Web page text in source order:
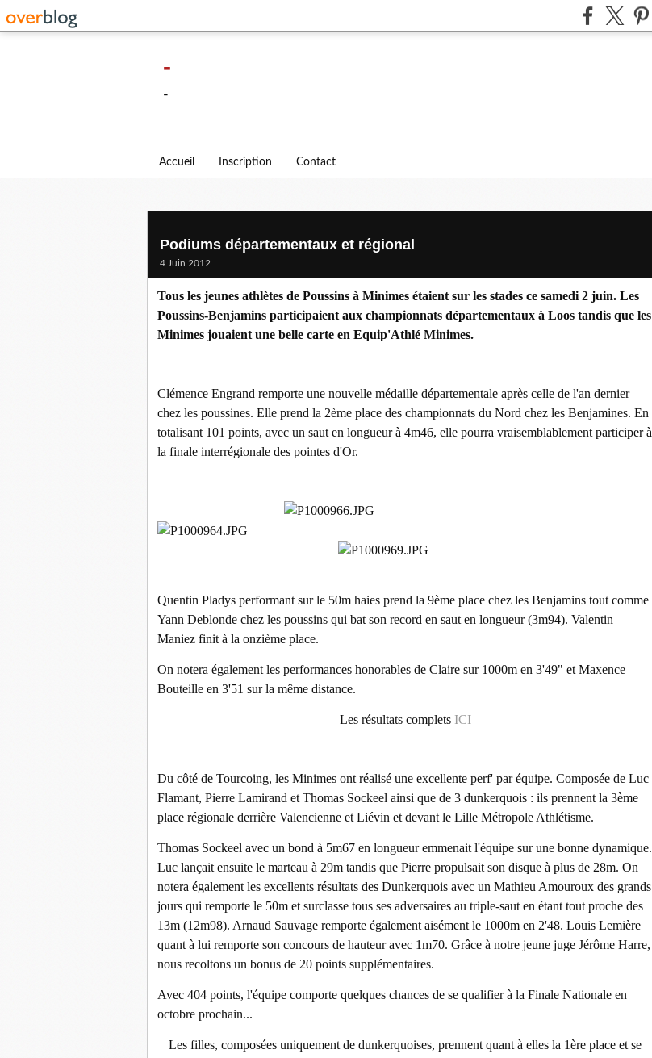
-
-
Accueil Inscription Contact
Podiums départementaux et régional
4 Juin 2012
Tous les jeunes athlètes de Poussins à Minimes étaient sur les stades ce samedi 2 juin. Les
Poussins-Benjamins participaient aux championnats départementaux à Loos tandis que les
Minimes jouaient une belle carte en Equip'Athlé Minimes.
Clémence Engrand remporte une nouvelle médaille départementale après celle de l'an dernier
chez les poussines. Elle prend la 2ème place des championnats du Nord chez les Benjamines. En
totalisant 101 points, avec un saut en longueur à 4m46, elle pourra vraisemblablement participer à
la finale interrégionale des pointes d'Or.
Quentin Pladys performant sur le 50m haies prend la 9ème place chez les Benjamins tout comme
Yann Deblonde chez les poussins qui bat son record en saut en longueur (3m94). Valentin
Maniez finit à la onzième place.
On notera également les performances honorables de Claire sur 1000m en 3'49" et Maxence
Bouteille en 3'51 sur la même distance.
Les résultats complets ICI
Du côté de Tourcoing, les Minimes ont réalisé une excellente perf' par équipe. Composée de Luc
Flamant, Pierre Lamirand et Thomas Sockeel ainsi que de 3 dunkerquois : ils prennent la 3ème
place régionale derrière Valencienne et Liévin et devant le Lille Métropole Athlétisme.
Thomas Sockeel avec un bond à 5m67 en longueur emmenait l'équipe sur une bonne dynamique.
Luc lançait ensuite le marteau à 29m tandis que Pierre propulsait son disque à plus de 28m. On
notera également les excellents résultats des Dunkerquois avec un Mathieu Amouroux des grands
jours qui remporte le 50m et surclasse tous ses adversaires au triple-saut en étant tout proche des
13m (12m98). Arnaud Sauvage remporte également aisément le 1000m en 2'48. Louis Lemière
quant à lui remporte son concours de hauteur avec 1m70. Grâce à notre jeune juge Jérôme Harre,
nous recoltons un bonus de 20 points supplémentaires.
Avec 404 points, l'équipe comporte quelques chances de se qualifier à la Finale Nationale en
octobre prochain...
Les filles, composées uniquement de dunkerquoises, prennent quant à elles la 1ère place et se